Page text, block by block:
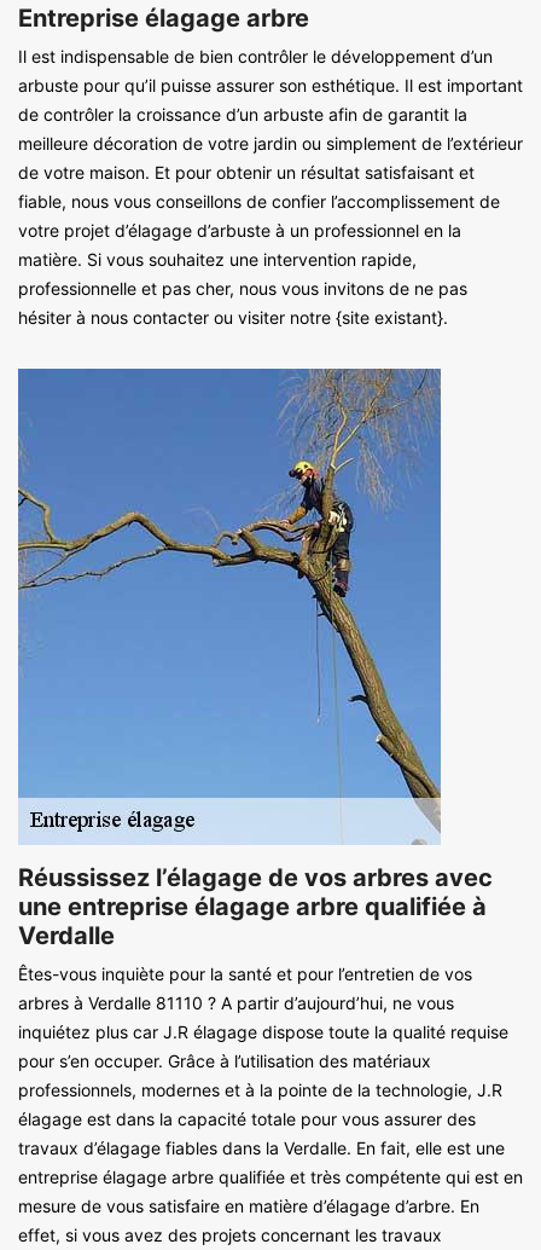
Entreprise élagage arbre
Il est indispensable de bien contrôler le développement d’un
arbuste pour qu’il puisse assurer son esthétique. Il est important
de contrôler la croissance d’un arbuste afin de garantit la
meilleure décoration de votre jardin ou simplement de l’extérieur
de votre maison. Et pour obtenir un résultat satisfaisant et
fiable, nous vous conseillons de confier l’accomplissement de
votre projet d’élagage d’arbuste à un professionnel en la
matière. Si vous souhaitez une intervention rapide,
professionnelle et pas cher, nous vous invitons de ne pas
hésiter à nous contacter ou visiter notre {site existant}.
Réussissez l’élagage de vos arbres avec
une entreprise élagage arbre qualifiée à
Verdalle
Êtes-vous inquiète pour la santé et pour l’entretien de vos
arbres à Verdalle 81110 ? A partir d’aujourd’hui, ne vous
inquiétez plus car J.R élagage dispose toute la qualité requise
pour s’en occuper. Grâce à l’utilisation des matériaux
professionnels, modernes et à la pointe de la technologie, J.R
élagage est dans la capacité totale pour vous assurer des
travaux d’élagage fiables dans la Verdalle. En fait, elle est une
entreprise élagage arbre qualifiée et très compétente qui est en
mesure de vous satisfaire en matière d’élagage d’arbre. En
effet, si vous avez des projets concernant les travaux